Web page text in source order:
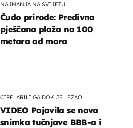
CIPELARILI GA DOK JE LEŽAO
VIDEO Pojavila se nova
snimka tučnjave BBB-a i
NAJMANJA NA SVIJETU
Čudo prirode: Predivna
pješčana plaža na 100
metara od mora